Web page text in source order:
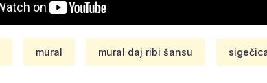
mural mural daj ribi šansu